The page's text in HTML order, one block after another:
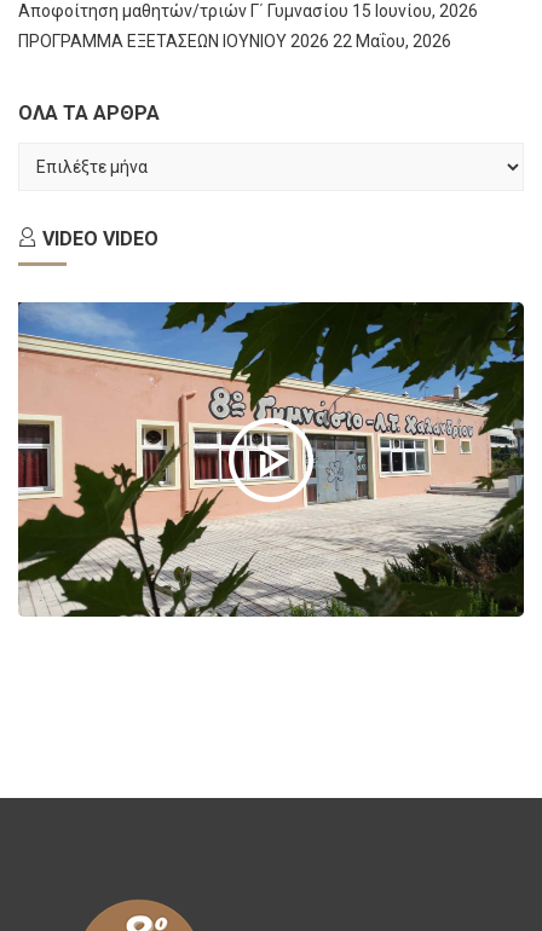
Αποφοίτηση μαθητών/τριών Γ΄ Γυμνασίου 15 Ιουνίου, 2026
ΠΡΟΓΡΑΜΜΑ ΕΞΕΤΑΣΕΩΝ ΙΟΥΝΙΟΥ 2026 22 Μαΐου, 2026
ΟΛΑ ΤΑ ΑΡΘΡΑ
ΤΑ
VIDEO VIDEO